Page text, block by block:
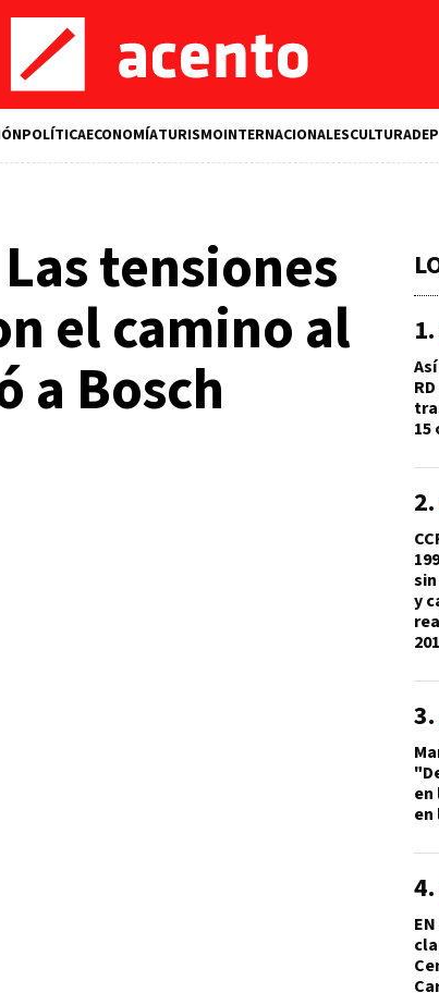
POLÍTICAECONOMÍATURISMOINTERNACIONALESCULTURA
tensiones
el camino al
a Bosch
15
y
en